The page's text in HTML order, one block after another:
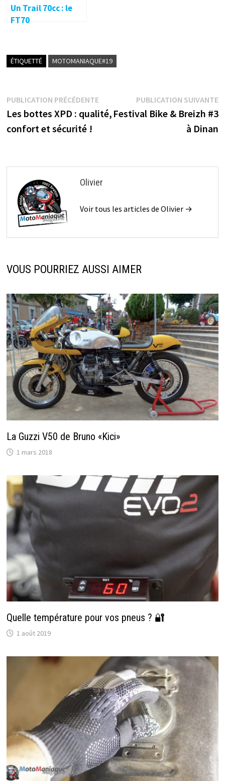
Un Trail 70cc : le
FT70
ÉTIQUETTÉ MOTOMANIAQUE#19
Navigation
de
PUBLICATION PRÉCÉDENTEPublication
précédente :
Les bottes XPD : qualité,
confort et sécurité !
PUBLICATION SUIVANTE
Festival Bike & Breizh #3
à Dinan
Olivier
Voir tous les articles de Olivier →
VOUS POURRIEZ AUSSI AIMER
La Guzzi V50 de Bruno «Kici»
1 mars 2018
Quelle température pour vos pneus ? 🔐
1 août 2019